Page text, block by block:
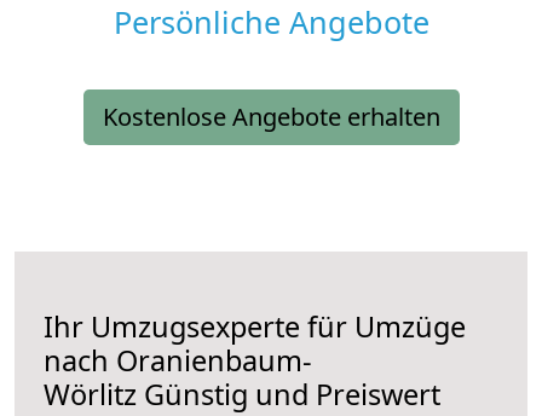
Persönliche Angebote
Kostenlose Angebote erhalten
Ihr Umzugsexperte für Umzüge
nach Oranienbaum-
Wörlitz Günstig und Preiswert